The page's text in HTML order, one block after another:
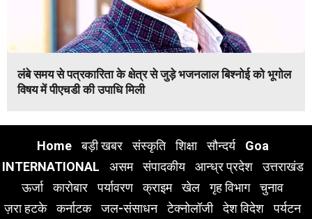
लंबे समय से पत्रकारिता के क्षेत्र से जुड़े भजनलाल बिश्नोई को भूगोल
विषय में पीएचडी की उपाधि मिली
Home बड़ी खबर संस्कृति शिक्षा सौन्दर्य
Goa
INTERNATIONAL
असम संपादकीय आन्ध्र प्रदेश
उत्तराखंड
ऊर्जा
कारोबार पर्यावरण क्राइम खेल गृह विभाग
चुनाव
ज़रा हटके
कर्नाटक जल-संसाधन टेक्नोलॉजी देश विदेश
पर्यटन